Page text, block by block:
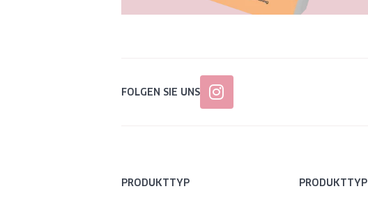
FOLGEN SIE UNS
PRODUKTTYP PRODUKTTYP